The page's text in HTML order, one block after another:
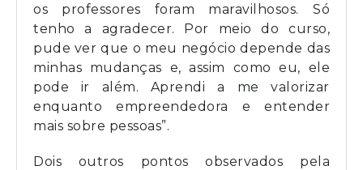
os professores foram maravilhosos. Só
tenho a agradecer. Por meio do curso,
pude ver que o meu negócio depende das
minhas mudanças e, assim como eu, ele
pode ir além. Aprendi a me valorizar
enquanto empreendedora e entender
mais sobre pessoas”.
Dois outros pontos observados pela